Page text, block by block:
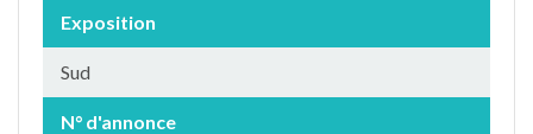
Exposition
Sud
N° d'annonce